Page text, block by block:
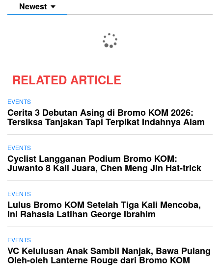
Newest
RELATED ARTICLE
EVENTS
Cerita 3 Debutan Asing di Bromo KOM 2026:
Tersiksa Tanjakan Tapi Terpikat Indahnya Alam
EVENTS
Cyclist Langganan Podium Bromo KOM:
Juwanto 8 Kali Juara, Chen Meng Jin Hat-trick
EVENTS
Lulus Bromo KOM Setelah Tiga Kali Mencoba,
Ini Rahasia Latihan George Ibrahim
EVENTS
VC Kelulusan Anak Sambil Nanjak, Bawa Pulang
Oleh-oleh Lanterne Rouge dari Bromo KOM